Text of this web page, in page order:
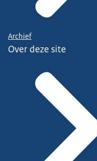
Archief
Over deze site